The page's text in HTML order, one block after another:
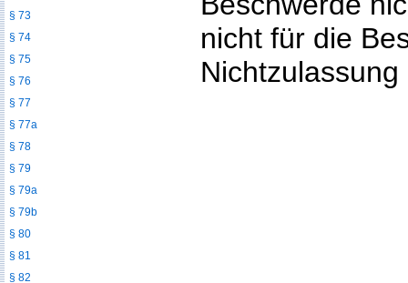
nicht für die
§ 73
§ 74
§ 75
§ 76
§ 77
§ 77a
§ 78
§ 79
§ 79a
§ 79b
§ 80
§ 81
§ 82